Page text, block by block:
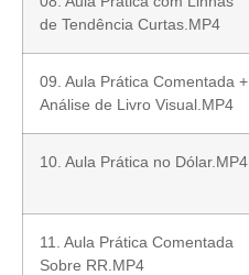
de Tendência Curtas.MP4
09. Aula Prática Comentada +
Análise de Livro Visual.MP4
10. Aula Prática no Dólar.MP4
11. Aula Prática Comentada
Sobre RR.MP4